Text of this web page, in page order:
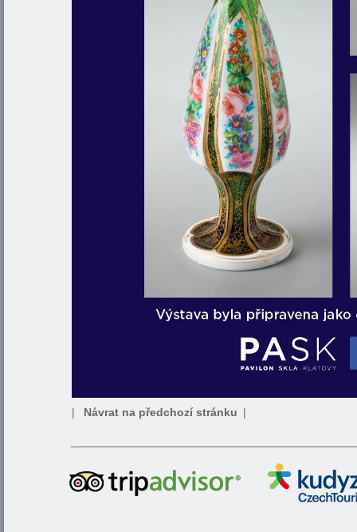
| Návrat na předchozí stránku |